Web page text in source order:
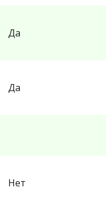
Да
Да
Нет